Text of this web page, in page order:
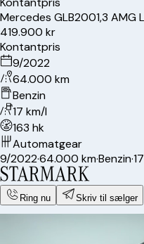
Mercedes GLB2001,3 AMG
419.900 kr
Kontantpris
9/2022
64.000 km
Benzin
17 km/l
163 hk
Automatgear
9/2022·64.000 km·Benzin·
Ring nu Skriv til sælger